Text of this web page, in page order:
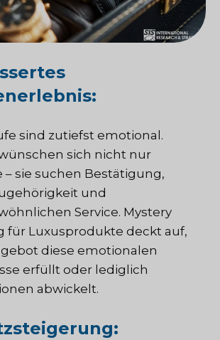
sind zutiefst emotional.
sich nicht nur
– sie suchen Bestätigung,
und
Service. Mystery
für Luxusprodukte deckt auf,
diese emotionalen
erfüllt oder lediglich
abwickelt.